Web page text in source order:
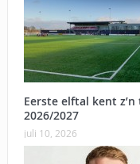
Eerste elftal kent
2026/2027
juli 10, 2026